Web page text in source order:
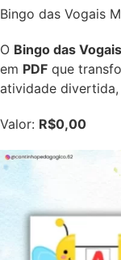
Bingo das Vogais
O Bingo das
em PDF que
atividade
Valor: R$0,00